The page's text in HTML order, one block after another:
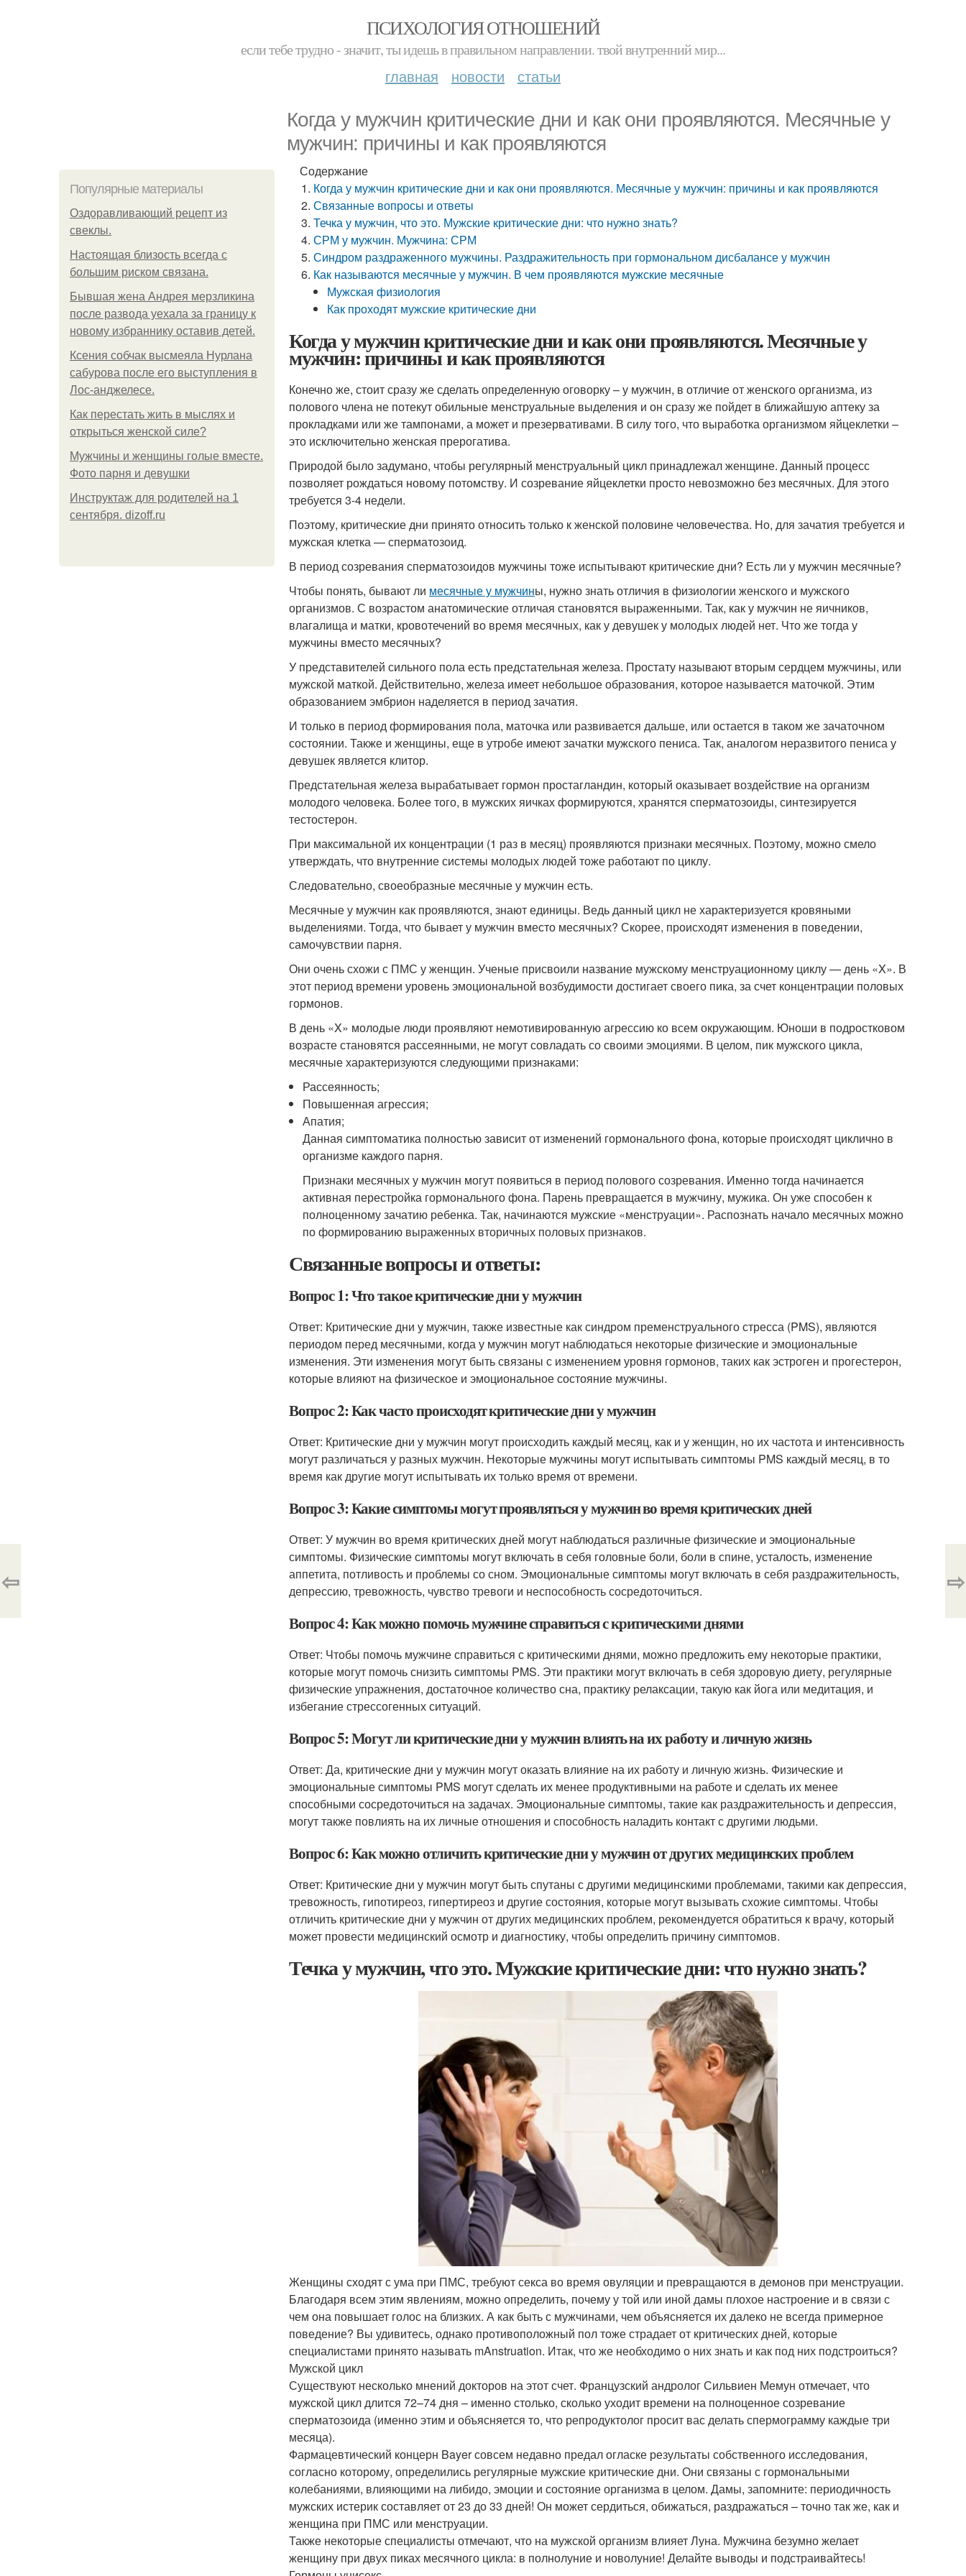
ПСИХОЛОГИЯ ОТНОШЕНИЙ
если тебе трудно - значит, ты идешь в правильном направлении. твой внутренний мир...
главная новости статьи
Когда у мужчин критические дни и как они проявляются. Месячные у
мужчин: причины и как проявляются
Популярные материалы
Оздоравливающий рецепт из
свеклы.
Hacтоящая близость всегда с
большим риском связана.
Бывшая жена Андрея мерзликина
после развода уехала за границу к
новому избраннику оставив детей.
Ксения собчак высмеяла Нурлана
сабурова после его выступления в
Лос-анджелесе.
Как перестать жить в мыслях и
открыться женской силе?
Мужчины и женщины голые вместе.
Фото парня и девушки
Инструктаж для родителей на 1
сентября. dizoff.ru
Содержание
Когда у мужчин критические дни и как они проявляются. Месячные у мужчин: причины и как проявляются
Связанные вопросы и ответы
Течка у мужчин, что это. Мужские критические дни: что нужно знать?
СРМ у мужчин. Мужчина: СРМ
Синдром раздраженного мужчины. Раздражительность при гормональном дисбалансе у мужчин
Как называются месячные у мужчин. В чем проявляются мужские месячные
Мужская физиология
Как проходят мужские критические дни
Когда у мужчин критические дни и как они проявляются. Месячные у
мужчин: причины и как проявляются
Конечно же, стоит сразу же сделать определенную оговорку – у мужчин, в отличие от женского организма, из
полового члена не потекут обильные менструальные выделения и он сразу же пойдет в ближайшую аптеку за
прокладками или же тампонами, а может и презервативами. В силу того, что выработка организмом яйцеклетки –
это исключительно женская прерогатива.
Природой было задумано, чтобы регулярный менструальный цикл принадлежал женщине. Данный процесс
позволяет рождаться новому потомству. И созревание яйцеклетки просто невозможно без месячных. Для этого
требуется 3-4 недели.
Поэтому, критические дни принято относить только к женской половине человечества. Но, для зачатия требуется и
мужская клетка — сперматозоид.
В период созревания сперматозоидов мужчины тоже испытывают критические дни? Есть ли у мужчин месячные?
Чтобы понять, бывают ли месячные у мужчины, нужно знать отличия в физиологии женского и мужского
организмов. С возрастом анатомические отличая становятся выраженными. Так, как у мужчин не яичников,
влагалища и матки, кровотечений во время месячных, как у девушек у молодых людей нет. Что же тогда у
мужчины вместо месячных?
У представителей сильного пола есть предстательная железа. Простату называют вторым сердцем мужчины, или
мужской маткой. Действительно, железа имеет небольшое образования, которое называется маточкой. Этим
образованием эмбрион наделяется в период зачатия.
И только в период формирования пола, маточка или развивается дальше, или остается в таком же зачаточном
состоянии. Также и женщины, еще в утробе имеют зачатки мужского пениса. Так, аналогом неразвитого пениса у
девушек является клитор.
Предстательная железа вырабатывает гормон простагландин, который оказывает воздействие на организм
молодого человека. Более того, в мужских яичках формируются, хранятся сперматозоиды, синтезируется
тестостерон.
При максимальной их концентрации (1 раз в месяц) проявляются признаки месячных. Поэтому, можно смело
утверждать, что внутренние системы молодых людей тоже работают по циклу.
Следовательно, своеобразные месячные у мужчин есть.
Месячные у мужчин как проявляются, знают единицы. Ведь данный цикл не характеризуется кровяными
выделениями. Тогда, что бывает у мужчин вместо месячных? Скорее, происходят изменения в поведении,
самочувствии парня.
Они очень схожи с ПМС у женщин. Ученые присвоили название мужскому менструационному циклу — день «X». В
этот период времени уровень эмоциональной возбудимости достигает своего пика, за счет концентрации половых
гормонов.
В день «X» молодые люди проявляют немотивированную агрессию ко всем окружающим. Юноши в подростковом
возрасте становятся рассеянными, не могут совладать со своими эмоциями. В целом, пик мужского цикла,
месячные характеризуются следующими признаками:
Рассеянность;
Повышенная агрессия;
Апатия;
Данная симптоматика полностью зависит от изменений гормонального фона, которые происходят циклично в
организме каждого парня.
Признаки месячных у мужчин могут появиться в период полового созревания. Именно тогда начинается
активная перестройка гормонального фона. Парень превращается в мужчину, мужика. Он уже способен к
полноценному зачатию ребенка. Так, начинаются мужские «менструации». Распознать начало месячных можно
по формированию выраженных вторичных половых признаков.
Связанные вопросы и ответы:
Вопрос 1: Что такое критические дни у мужчин
Ответ: Критические дни у мужчин, также известные как синдром пременструального стресса (PMS), являются
периодом перед месячными, когда у мужчин могут наблюдаться некоторые физические и эмоциональные
изменения. Эти изменения могут быть связаны с изменением уровня гормонов, таких как эстроген и прогестерон,
которые влияют на физическое и эмоциональное состояние мужчины.
Вопрос 2: Как часто происходят критические дни у мужчин
Ответ: Критические дни у мужчин могут происходить каждый месяц, как и у женщин, но их частота и интенсивность
могут различаться у разных мужчин. Некоторые мужчины могут испытывать симптомы PMS каждый месяц, в то
время как другие могут испытывать их только время от времени.
Вопрос 3: Какие симптомы могут проявляться у мужчин во время критических дней
Ответ: У мужчин во время критических дней могут наблюдаться различные физические и эмоциональные
симптомы. Физические симптомы могут включать в себя головные боли, боли в спине, усталость, изменение
аппетита, потливость и проблемы со сном. Эмоциональные симптомы могут включать в себя раздражительность,
депрессию, тревожность, чувство тревоги и неспособность сосредоточиться.
Вопрос 4: Как можно помочь мужчине справиться с критическими днями
Ответ: Чтобы помочь мужчине справиться с критическими днями, можно предложить ему некоторые практики,
которые могут помочь снизить симптомы PMS. Эти практики могут включать в себя здоровую диету, регулярные
физические упражнения, достаточное количество сна, практику релаксации, такую как йога или медитация, и
избегание стрессогенных ситуаций.
Вопрос 5: Могут ли критические дни у мужчин влиять на их работу и личную жизнь
Ответ: Да, критические дни у мужчин могут оказать влияние на их работу и личную жизнь. Физические и
эмоциональные симптомы PMS могут сделать их менее продуктивными на работе и сделать их менее
способными сосредоточиться на задачах. Эмоциональные симптомы, такие как раздражительность и депрессия,
могут также повлиять на их личные отношения и способность наладить контакт с другими людьми.
Вопрос 6: Как можно отличить критические дни у мужчин от других медицинских проблем
Ответ: Критические дни у мужчин могут быть спутаны с другими медицинскими проблемами, такими как депрессия,
тревожность, гипотиреоз, гипертиреоз и другие состояния, которые могут вызывать схожие симптомы. Чтобы
отличить критические дни у мужчин от других медицинских проблем, рекомендуется обратиться к врачу, который
может провести медицинский осмотр и диагностику, чтобы определить причину симптомов.
Течка у мужчин, что это. Мужские критические дни: что нужно знать?
Женщины сходят с ума при ПМС, требуют секса во время овуляции и превращаются в демонов при менструации.
Благодаря всем этим явлениям, можно определить, почему у той или иной дамы плохое настроение и в связи с
чем она повышает голос на близких. А как быть с мужчинами, чем объясняется их далеко не всегда примерное
поведение? Вы удивитесь, однако противоположный пол тоже страдает от критических дней, которые
специалистами принято называть mAnstruation. Итак, что же необходимо о них знать и как под них подстроиться?
Мужской цикл
Существуют несколько мнений докторов на этот счет. Французский андролог Сильвиен Мемун отмечает, что
мужской цикл длится 72–74 дня – именно столько, сколько уходит времени на полноценное созревание
сперматозоида (именно этим и объясняется то, что репродуктолог просит вас делать спермограмму каждые три
месяца).
Фармацевтический концерн Bayer совсем недавно предал огласке результаты собственного исследования,
согласно которому, определились регулярные мужские критические дни. Они связаны с гормональными
колебаниями, влияющими на либидо, эмоции и состояние организма в целом. Дамы, запомните: периодичность
мужских истерик составляет от 23 до 33 дней! Он может сердиться, обижаться, раздражаться – точно так же, как и
женщина при ПМС или менструации.
Также некоторые специалисты отмечают, что на мужской организм влияет Луна. Мужчина безумно желает
женщину при двух пиках месячного цикла: в полнолуние и новолуние! Делайте выводы и подстраивайтесь!
⇦ ⇨